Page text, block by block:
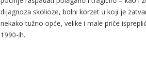
dijagnoza skolioze, bolni korzet u koji je
nekako tužno opće, velike i male priče
1990-ih..